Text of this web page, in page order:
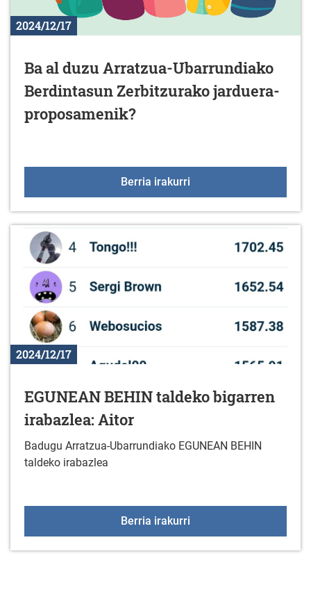
2024/12/17
Ba al duzu Arratzua-Ubarrundiako
Berdintasun Zerbitzurako jarduera-
proposamenik?
Berria irakurri
2024/12/17
EGUNEAN BEHIN taldeko bigarren
irabazlea: Aitor
Badugu Arratzua-Ubarrundiako EGUNEAN BEHIN
taldeko irabazlea
Berria irakurri